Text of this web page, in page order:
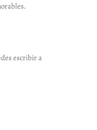
escribir a